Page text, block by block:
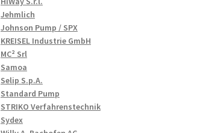
Jehmlich
Johnson Pump / SPX
KREISEL Industrie GmbH
MC² Srl
Samoa
Selip S.p.A.
Standard Pump
STRIKO Verfahrenstechnik
Sydex